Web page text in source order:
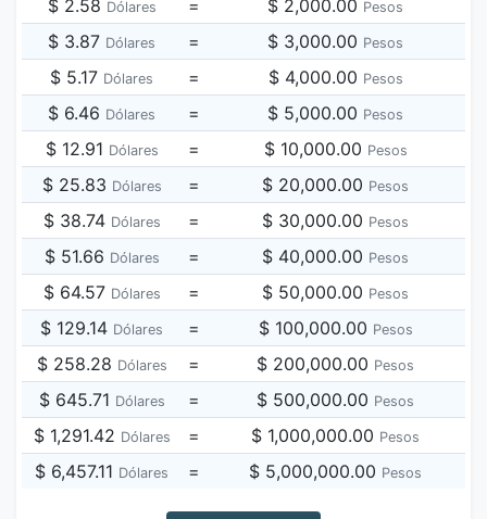
$ 2.58 Dólares = $ 2,000.00 Pesos
$ 3.87 Dólares = $ 3,000.00 Pesos
$ 5.17 Dólares = $ 4,000.00 Pesos
$ 6.46 Dólares = $ 5,000.00 Pesos
$ 12.91 Dólares = $ 10,000.00 Pesos
$ 25.83 Dólares = $ 20,000.00 Pesos
$ 38.74 Dólares = $ 30,000.00 Pesos
$ 51.66 Dólares = $ 40,000.00 Pesos
$ 64.57 Dólares = $ 50,000.00 Pesos
$ 129.14 Dólares = $ 100,000.00 Pesos
$ 258.28 Dólares = $ 200,000.00 Pesos
$ 645.71 Dólares = $ 500,000.00 Pesos
$ 1,291.42 Dólares = $ 1,000,000.00 Pesos
$ 6,457.11 Dólares = $ 5,000,000.00 Pesos